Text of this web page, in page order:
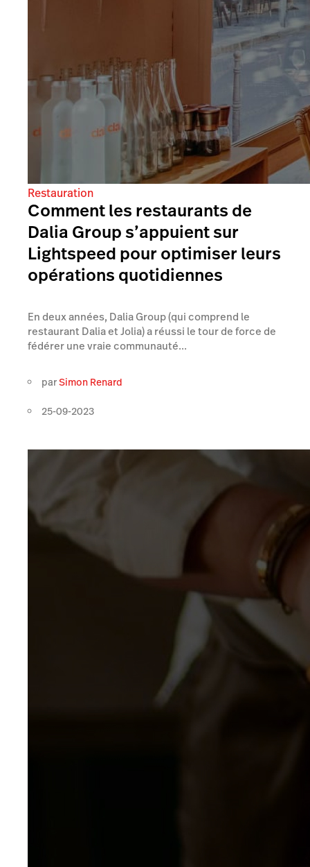
Restauration
Comment les restaurants de
Dalia Group s’appuient sur
Lightspeed pour optimiser leurs
opérations quotidiennes
En deux années, Dalia Group (qui comprend le
restaurant Dalia et Jolia) a réussi le tour de force de
fédérer une vraie communauté...
parSimon Renard
25-09-2023